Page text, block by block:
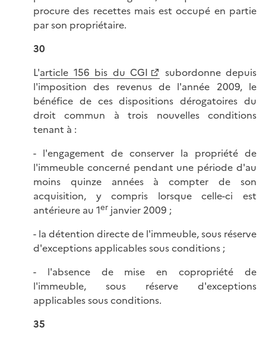
procure des recettes mais est occupé en partie
par son propriétaire.
30
L'article 156 bis du CGI
subordonne depuis
l'imposition des revenus de l'année 2009, le
bénéfice de ces dispositions dérogatoires du
droit commun à trois nouvelles conditions
tenant à :
- l'engagement de conserver la propriété de
l'immeuble concerné pendant une période d'au
moins quinze années à compter de son
acquisition, y compris lorsque celle-ci est
antérieure au 1er janvier 2009 ;
- la détention directe de l'immeuble, sous réserve
d'exceptions applicables sous conditions ;
- l'absence de mise en copropriété de
l'immeuble, sous réserve d'exceptions
applicables sous conditions.
35